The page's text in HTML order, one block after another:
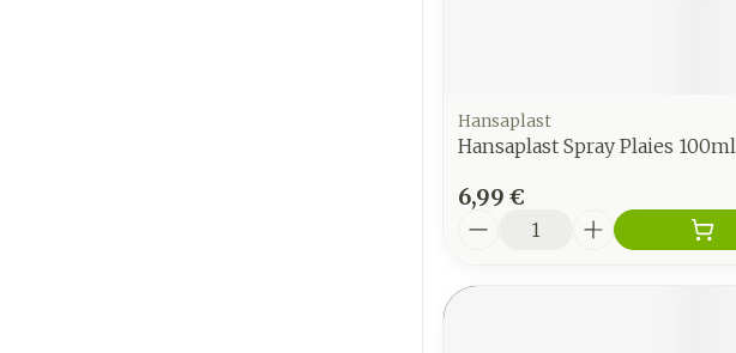
Hansaplast
Hansaplast Spray Plaies 100ml
6,99 €
Quantité